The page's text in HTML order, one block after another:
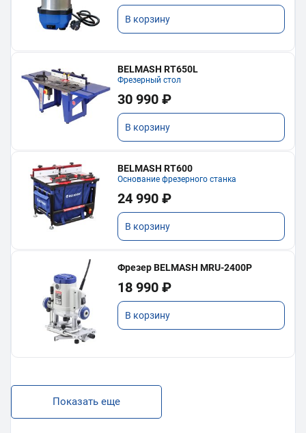
В корзину
BELMASH RT650L
Фрезерный стол
30 990 ₽
В корзину
BELMASH RT600
Основание фрезерного станка
24 990 ₽
В корзину
Фрезер BELMASH MRU-2400P
18 990 ₽
В корзину
Показать еще